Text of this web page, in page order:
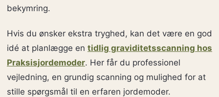
bekymring.
Hvis du ønsker ekstra tryghed, kan det være en god
idé at planlægge en tidlig graviditetsscanning hos
Praksisjordemoder. Her får du professionel
vejledning, en grundig scanning og mulighed for at
stille spørgsmål til en erfaren jordemoder.